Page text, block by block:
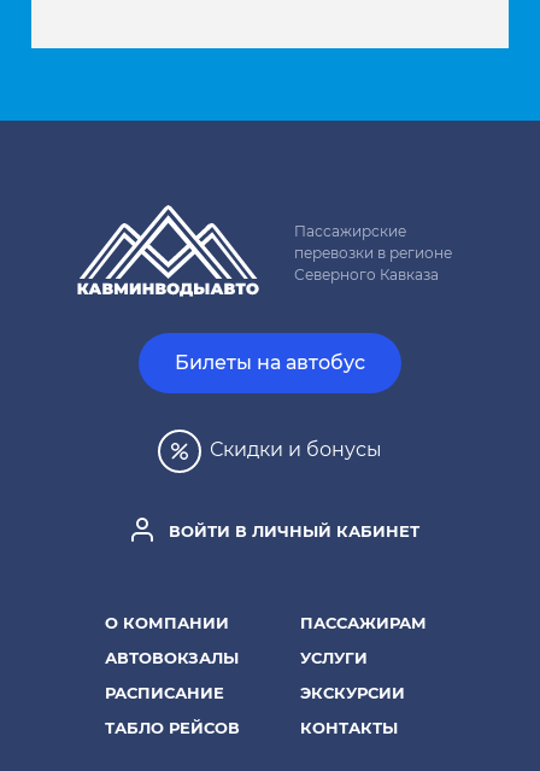
Пассажирские
перевозки в регионе
Северного Кавказа
Билеты на автобус
Скидки и бонусы
ВОЙТИ В ЛИЧНЫЙ КАБИНЕТ
О КОМПАНИИ
АВТОВОКЗАЛЫ
РАСПИСАНИЕ
ТАБЛО РЕЙСОВ
ПАССАЖИРАМ
УСЛУГИ
ЭКСКУРСИИ
КОНТАКТЫ